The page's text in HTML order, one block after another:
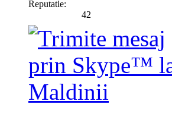
Reputatie:
42